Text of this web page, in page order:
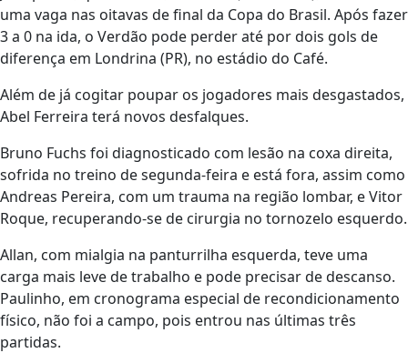
uma vaga nas oitavas de final da Copa do Brasil. Após fazer
3 a 0 na ida, o Verdão pode perder até por dois gols de
diferença em Londrina (PR), no estádio do Café.
Além de já cogitar poupar os jogadores mais desgastados,
Abel Ferreira terá novos desfalques.
Bruno Fuchs foi diagnosticado com lesão na coxa direita,
sofrida no treino de segunda-feira e está fora, assim como
Andreas Pereira, com um trauma na região lombar, e Vitor
Roque, recuperando-se de cirurgia no tornozelo esquerdo.
Allan, com mialgia na panturrilha esquerda, teve uma
carga mais leve de trabalho e pode precisar de descanso.
Paulinho, em cronograma especial de recondicionamento
físico, não foi a campo, pois entrou nas últimas três
partidas.